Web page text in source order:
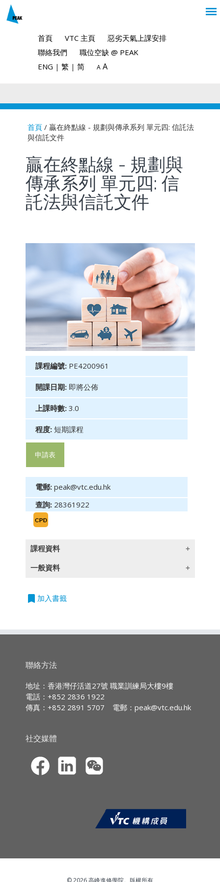
首頁 VTC 主頁
惡劣天氣上課安排
聯絡我們
職位空缺 @ PEAK
ENG | 繁 | 简 A A
You are here
首頁/ 贏在終點線 - 規劃與傳承系列 單元四: 信託法
與信託文件
贏在終點線 - 規劃與
傳承系列 單元四: 信
託法與信託文件
課程編號: PE4200961
開課日期: 即將公佈
上課時數: 3.0
程度: 短期課程
申請表
電郵: peak@vtc.edu.hk
查詢: 28361922
課程資料
Objective
relationship between the family trust and
Contents:
1. Trust Law
Ordinance
4. Trust Administration
5. Trustee’s Duties and Powers
一般資料
授課語言
持續專業進修
IA CPD Hours:
3
MPFA Non-core CPD Hours:
HKMA ECF CPD Hours 3
bookmark 加入書籤
聯絡方法
地址：香港灣仔活道27號 職業訓練局大樓9樓
電話：+852 2836 1922
傳真：+852 2891 5707
電郵： peak@vtc.edu.hk
社交媒體
© 2026 高峰進修學院。版權所有